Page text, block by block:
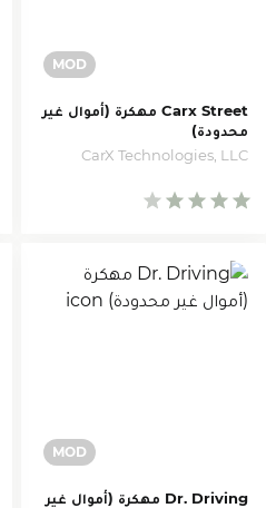
Carx Street مهكرة (أموال غير
محدودة)
CarX Technologies, LLC
Dr. Driving مهكرة (أموال غير